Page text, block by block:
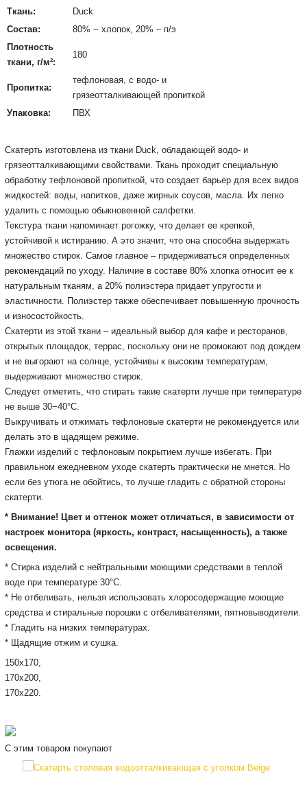
Ткань:
Duck
Состав:
80% − хлопок, 20% – п/э
Плотность
ткани, г/м²:
180
Пропитка:
тефлоновая, с водо- и
грязеотталкивающей пропиткой
Упаковка:
ПВХ
Cкатерть изготовлена из ткани Duck, обладающей водо- и
грязеотталкивающими свойствами. Ткань проходит специальную
обработку тефлоновой пропиткой, что создает барьер для всех видов
жидкостей: воды, напитков, даже жирных соусов, масла. Их легко
удалить с помощью обыкновенной салфетки.
Текстура ткани напоминает рогожку, что делает ее крепкой,
устойчивой к истиранию. А это значит, что она способна выдержать
множество стирок. Самое главное – придерживаться определенных
рекомендаций по уходу. Наличие в составе 80% хлопка относит ее к
натуральным тканям, а 20% полиэстера придает упругости и
эластичности. Полиэстер также обеспечивает повышенную прочность
и износостойкость.
Скатерти из этой ткани – идеальный выбор для кафе и ресторанов,
открытых площадок, террас, поскольку они не промокают под дождем
и не выгорают на солнце, устойчивы к высоким температурам,
выдерживают множество стирок.
Следует отметить, что стирать такие скатерти лучше при температуре
не выше 30−40°С.
Выкручивать и отжимать тефлоновые скатерти не рекомендуется или
делать это в щадящем режиме.
Глажки изделий с тефлоновым покрытием лучше избегать. При
правильном ежедневном уходе скатерть практически не мнется. Но
если без утюга не обойтись, то лучше гладить с обратной стороны
скатерти.
* Внимание! Цвет и оттенок может отличаться, в зависимости от
настроек монитора (яркость, контраст, насыщенность), а также
освещения.
* Cтирка изделий с нейтральными моющими средствами в теплой
воде при температуре 30°С.
* Не отбеливать, нельзя использовать хлоросодержащие моющие
средства и стиральные порошки с отбеливателями, пятновыводители.
* Гладить на низких температурах.
* Щадящие отжим и сушка.
150х170,
170х200,
170х220.
С этим товаром покупают